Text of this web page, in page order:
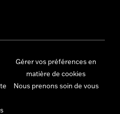
Gérer vos préférences en
matière de cookies
Nous prenons soin de vous